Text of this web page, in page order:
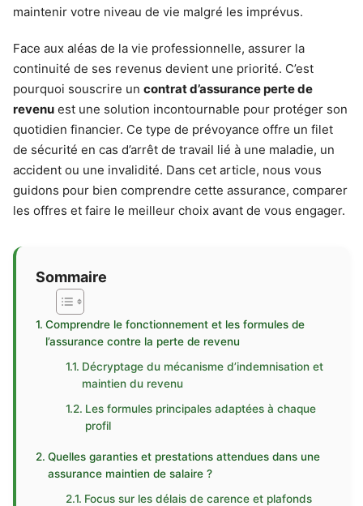
maintenir votre niveau de vie malgré les imprévus.
Face aux aléas de la vie professionnelle, assurer la
continuité de ses revenus devient une priorité. C’est
pourquoi souscrire un contrat d’assurance perte de
revenu est une solution incontournable pour protéger son
quotidien financier. Ce type de prévoyance offre un filet
de sécurité en cas d’arrêt de travail lié à une maladie, un
accident ou une invalidité. Dans cet article, nous vous
guidons pour bien comprendre cette assurance, comparer
les offres et faire le meilleur choix avant de vous engager.
Sommaire
Comprendre le fonctionnement et les formules de
l’assurance contre la perte de revenu
Décryptage du mécanisme d’indemnisation et
maintien du revenu
Les formules principales adaptées à chaque
profil
Quelles garanties et prestations attendues dans une
assurance maintien de salaire ?
Focus sur les délais de carence et plafonds